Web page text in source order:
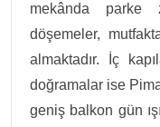
mekânda parke
döşemeler,
almaktadır. İç
doğramalar ise
geniş balkon gün